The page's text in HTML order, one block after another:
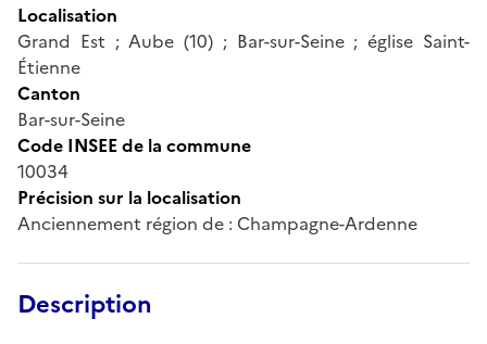
Localisation
Grand Est ; Aube (10) ; Bar-sur-Seine ; église Saint-
Étienne
Canton
Bar-sur-Seine
Code INSEE de la commune
10034
Précision sur la localisation
Anciennement région de : Champagne-Ardenne
Description